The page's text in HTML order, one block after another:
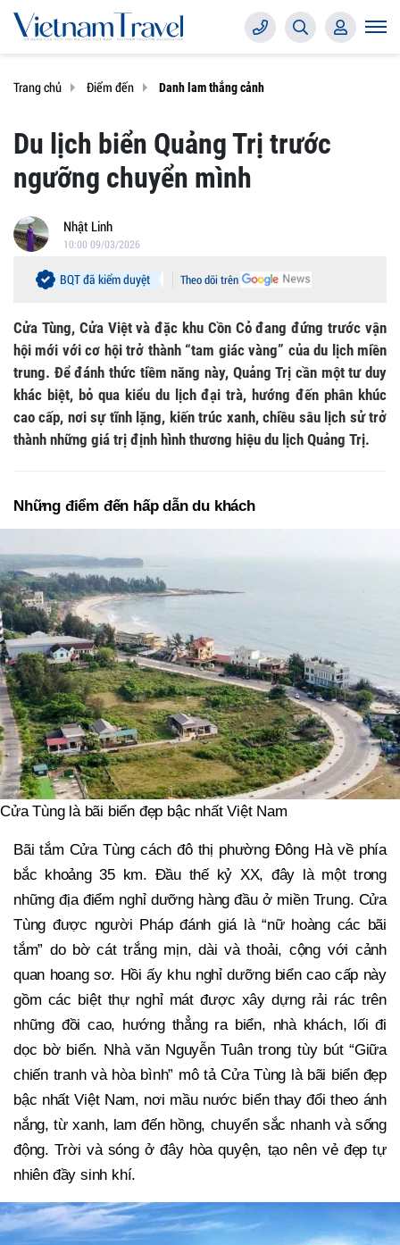
Trang chủ Điểm đến Danh lam thắng cảnh
Du lịch biển Quảng Trị trước
ngưỡng chuyển mình
Nhật Linh
10:00 09/03/2026
Theo dõi trên
BQT đã kiểm duyệt
Cửa Tùng, Cửa Việt và đặc khu Cồn Cỏ đang đứng trước vận
hội mới với cơ hội trở thành “tam giác vàng” của du lịch miền
trung. Để đánh thức tiềm năng này, Quảng Trị cần một tư duy
khác biệt, bỏ qua kiểu du lịch đại trà, hướng đến phân khúc
cao cấp, nơi sự tĩnh lặng, kiến trúc xanh, chiều sâu lịch sử trở
thành những giá trị định hình thương hiệu du lịch Quảng Trị.
Những điểm đến hấp dẫn du khách
Cửa Tùng là bãi biển đẹp bậc nhất Việt Nam
Bãi tắm Cửa Tùng cách đô thị phường Đông Hà về phía
bắc khoảng 35 km. Đầu thế kỷ XX, đây là một trong
những địa điểm nghỉ dưỡng hàng đầu ở miền Trung. Cửa
Tùng được người Pháp đánh giá là “nữ hoàng các bãi
tắm” do bờ cát trắng mịn, dài và thoải, cộng với cảnh
quan hoang sơ. Hồi ấy khu nghỉ dưỡng biển cao cấp này
gồm các biệt thự nghỉ mát được xây dựng rải rác trên
những đồi cao, hướng thẳng ra biển, nhà khách, lối đi
dọc bờ biển. Nhà văn Nguyễn Tuân trong tùy bút “Giữa
chiến tranh và hòa bình” mô tả Cửa Tùng là bãi biển đẹp
bậc nhất Việt Nam, nơi mầu nước biển thay đổi theo ánh
nắng, từ xanh, lam đến hồng, chuyển sắc nhanh và sống
động. Trời và sóng ở đây hòa quyện, tạo nên vẻ đẹp tự
nhiên đầy sinh khí.